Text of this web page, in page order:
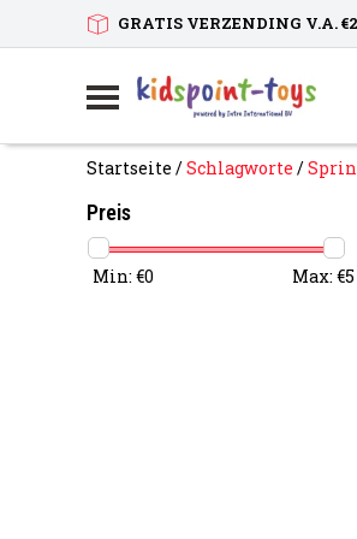
GRATIS VERZENDING V.A.
Startseite /Schlagworte /
Preis
Min: €0 Max: €5